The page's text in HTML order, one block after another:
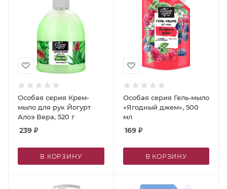
Особая серия Крем-
мыло для рук Йогурт
Алоэ Вера, 520 г
239 ₽
В КОРЗИНУ
Особая серия Гель-мыло
«Ягодный джем», 500
мл
169₽
В КОРЗИНУ